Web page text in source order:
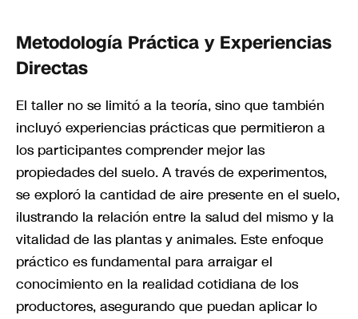
Metodología Práctica y Experiencias
Directas
El taller no se limitó a la teoría, sino que también
incluyó experiencias prácticas que permitieron a
los participantes comprender mejor las
propiedades del suelo. A través de experimentos,
se exploró la cantidad de aire presente en el suelo,
ilustrando la relación entre la salud del mismo y la
vitalidad de las plantas y animales. Este enfoque
práctico es fundamental para arraigar el
conocimiento en la realidad cotidiana de los
productores, asegurando que puedan aplicar lo